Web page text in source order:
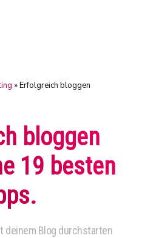
»Erfolgreich bloggen
bloggen
19 besten
deinem Blog durchstarten